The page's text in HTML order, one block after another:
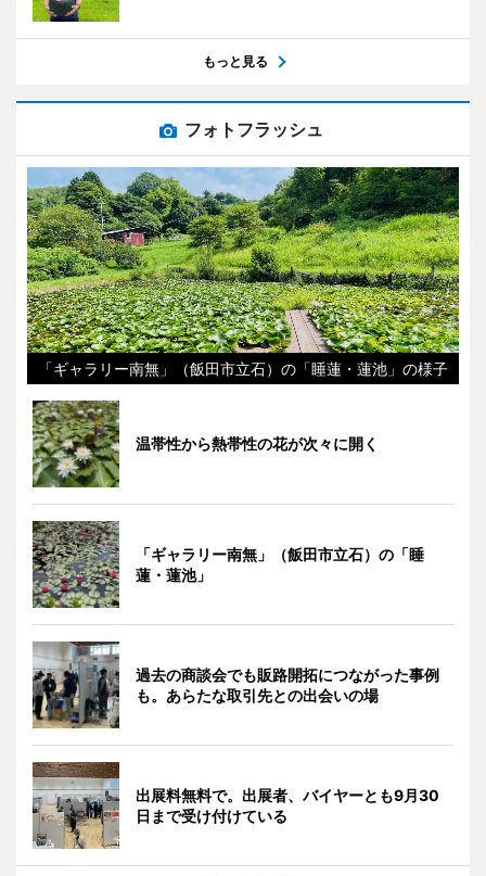
もっと見る
フォトフラッシュ
「ギャラリー南無」（飯田市立石）の「睡蓮・蓮池」の様子
温帯性から熱帯性の花が次々に開く
「ギャラリー南無」（飯田市立石）の「睡
蓮・蓮池」
過去の商談会でも販路開拓につながった事例
も。あらたな取引先との出会いの場
出展料無料で。出展者、バイヤーとも9月30
日まで受け付けている